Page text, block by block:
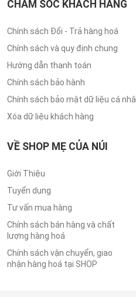
CHĂM SÓC KHÁCH HÀNG
Chính sách Đổi - Trả hàng hoá
Chính sách và quy định chung
Hướng dẫn thanh toán
Chính sách bảo hành
Chính sách bảo mật dữ liệu cá
Xóa dữ liệu khách hàng
VỀ SHOP MẸ CỦA NÚI
Giới Thiệu
Tuyển dụng
Tư vấn mua hàng
Chính sách bán hàng và chất
lượng hàng hoá
Chính sách vận chuyển, giao
nhận hàng hoá tại SHOP